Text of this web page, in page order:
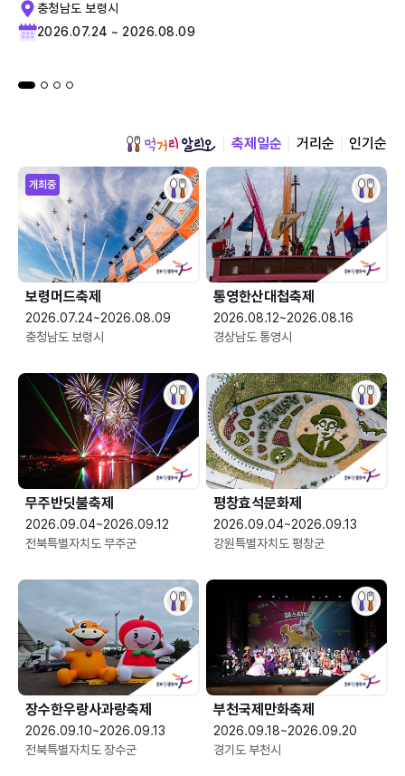
충청남도 보령시
2026.07.24 ~ 2026.08.09
축제일순 거리순 인기순
개최중
보령머드축제
2026.07.24~2026.08.09
충청남도 보령시
통영한산대첩축제
2026.08.12~2026.08.16
경상남도 통영시
무주반딧불축제
2026.09.04~2026.09.12
전북특별자치도 무주군
평창효석문화제
2026.09.04~2026.09.13
강원특별자치도 평창군
장수한우랑사과랑축제
2026.09.10~2026.09.13
전북특별자치도 장수군
부천국제만화축제
2026.09.18~2026.09.20
경기도 부천시